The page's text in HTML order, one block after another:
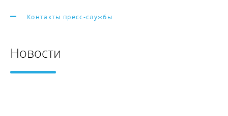
Контакты пресс-службы
Новости